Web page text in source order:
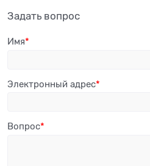
Задать вопрос
Имя
Электронный адрес
Вопрос